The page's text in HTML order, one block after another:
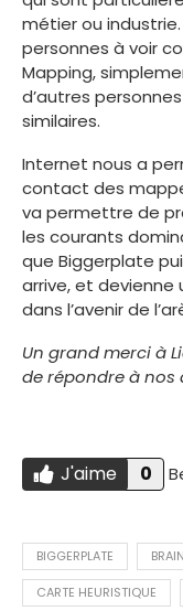
métier ou
personnes à voir
Mapping,
d’autres
similaires.
Internet nous a
contact des
va permettre de
les courants
que Biggerplate
arrive, et
dans l’avenir de
Un grand merci à
de répondre à nos
Do you like this?
J'aime 0
BIGGERPLATE
CARTE HEURISTIQUE